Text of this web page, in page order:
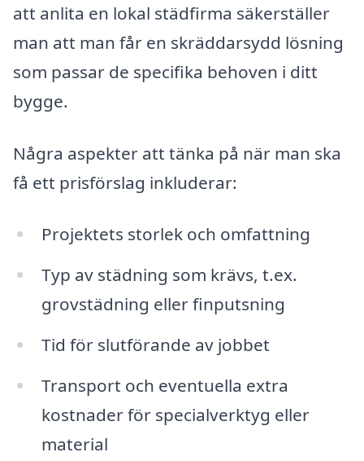
att anlita en lokal städfirma säkerställer
man att man får en skräddarsydd lösning
som passar de specifika behoven i ditt
bygge.
Några aspekter att tänka på när man ska
få ett prisförslag inkluderar:
Projektets storlek och omfattning
Typ av städning som krävs, t.ex.
grovstädning eller finputsning
Tid för slutförande av jobbet
Transport och eventuella extra
kostnader för specialverktyg eller
material